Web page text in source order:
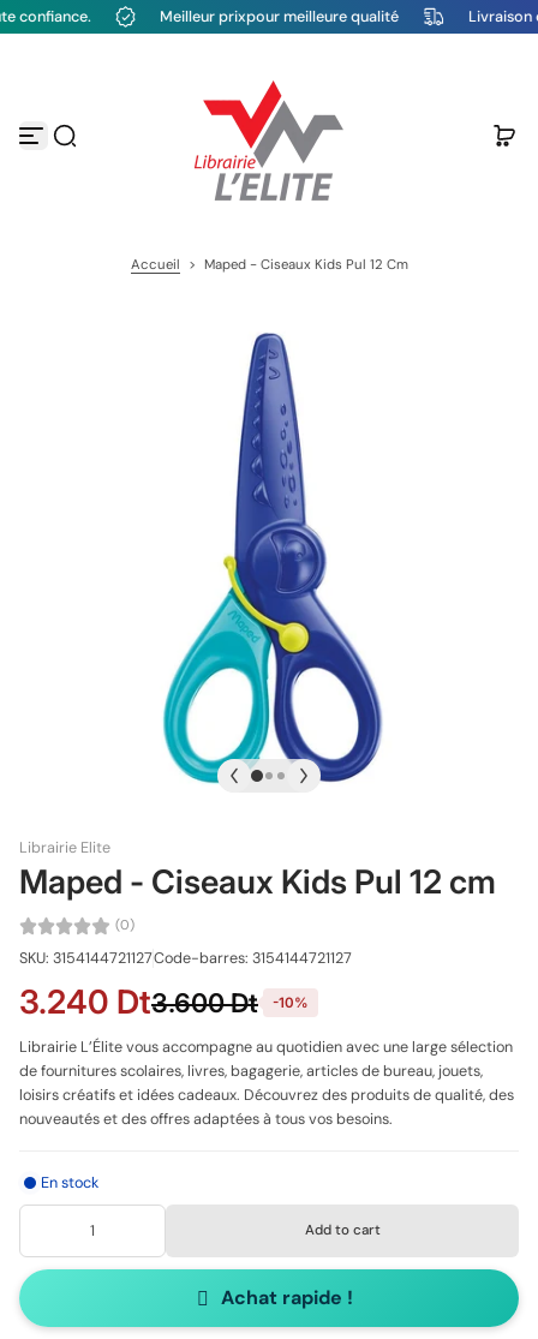
P
r
a
Meilleur prixpour meilleure qualité Livraison
Accueil > Maped - Ciseaux Kids Pul 12 Cm
Librairie Elite
Maped - Ciseaux Kids Pul 12 cm
(0)
SKU: 3154144721127Code-barres: 3154144721127
3.240 Dt3.600 Dt -10%
Librairie L’Élite vous accompagne au quotidien avec une large sélection
de fournitures scolaires, livres, bagagerie, articles de bureau, jouets,
loisirs créatifs et idées cadeaux. Découvrez des produits de qualité, des
nouveautés et des offres adaptées à tous vos besoins.
En stock
Add to cart
Achat rapide !